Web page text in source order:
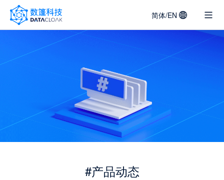
DATACLOAK
LOGO
简体/EN
#产品动态